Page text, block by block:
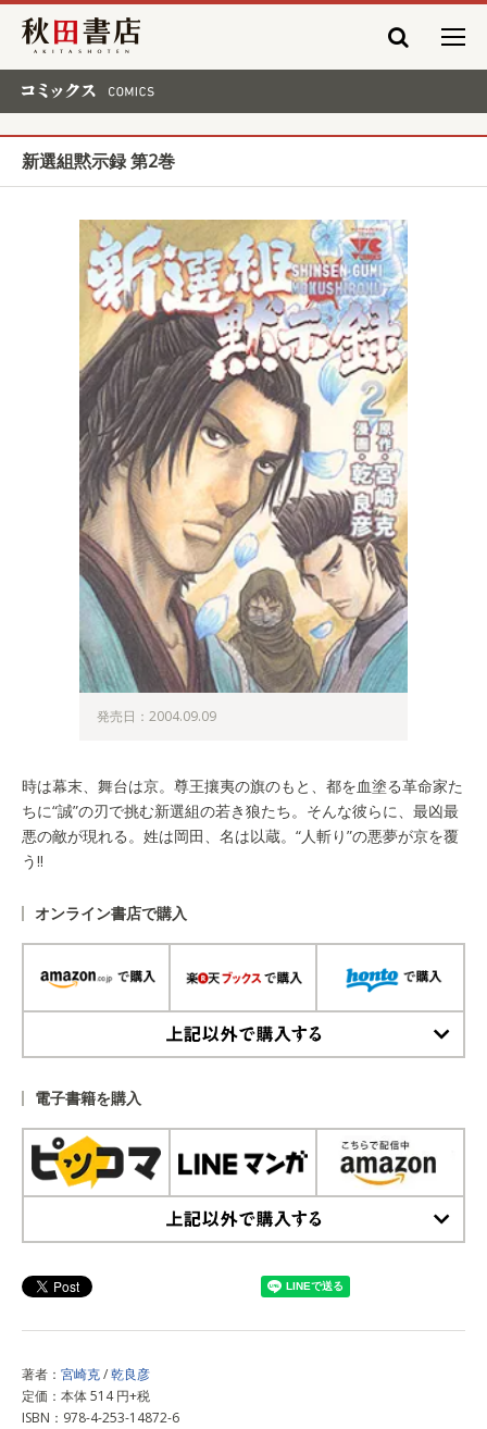
秋田書店
新選組黙示録 第2巻
発売日：2004.09.09
時は幕末、舞台は京。尊王攘夷の旗のもと、都を血塗る革命家た
ちに“誠”の刃で挑む新選組の若き狼たち。そんな彼らに、最凶最
悪の敵が現れる。姓は岡田、名は以蔵。“人斬り”の悪夢が京を覆
う!!
オンライン書店で購入
電子書籍を購入
著者： 宮崎克/乾良彦
定価：本体 514 円+税
ISBN：978-4-253-14872-6